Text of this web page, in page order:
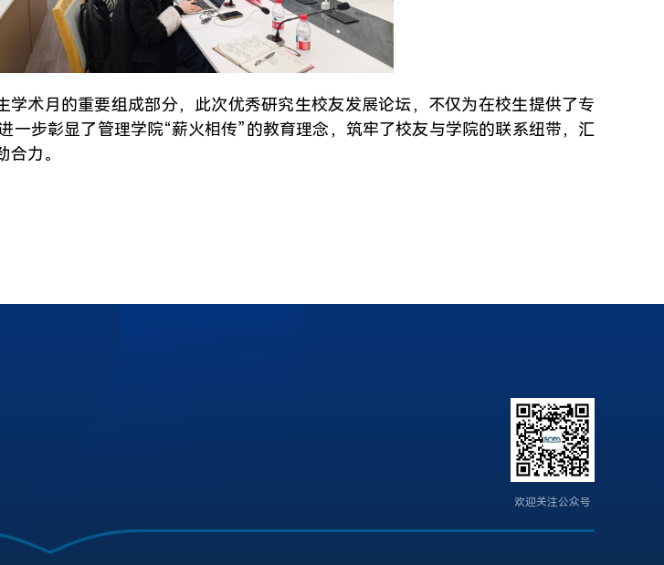
学术月的重要组成部分，此次优秀研究生校友发展论坛，不仅为在校生提供了专
一步彰显了管理学院“薪火相传”的教育理念，筑牢了校友与学院的联系纽带，汇
力。
欢迎关注公众号